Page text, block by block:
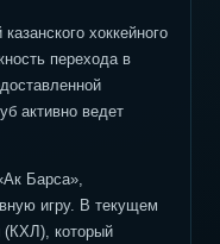
хоккейного
перехода в
активно ведет
Барса»,
игру. В текущем
(КХЛ), который